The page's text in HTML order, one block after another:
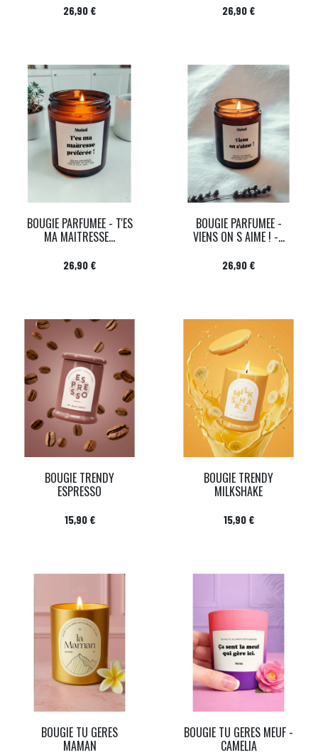
Prix
26,90 € Prix
26,90 €
BOUGIE PARFUMEE - T'ES
MA MAITRESSE...
Prix
26,90 €
BOUGIE PARFUMEE -
VIENS ON S AIME ! -...
Prix
26,90 €
BOUGIE TRENDY
ESPRESSO
Prix
15,90 €
BOUGIE TRENDY
MILKSHAKE
Prix
15,90 €
BOUGIE TU GERES
MAMAN
BOUGIE TU GERES MEUF -
CAMELIA